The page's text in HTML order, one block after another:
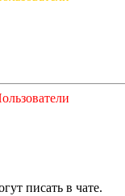
писать в чате.